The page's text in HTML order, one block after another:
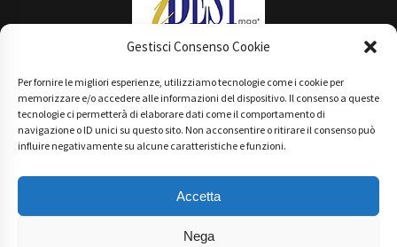
Gestisci Consenso Cookie
Per fornire le migliori esperienze, utilizziamo tecnologie come i cookie per
memorizzare e/o accedere alle informazioni del dispositivo. Il consenso a queste
tecnologie ci permetterà di elaborare dati come il comportamento di
navigazione o ID unici su questo sito. Non acconsentire o ritirare il consenso può
influire negativamente su alcune caratteristiche e funzioni.
Accetta
Nega
Main Partner